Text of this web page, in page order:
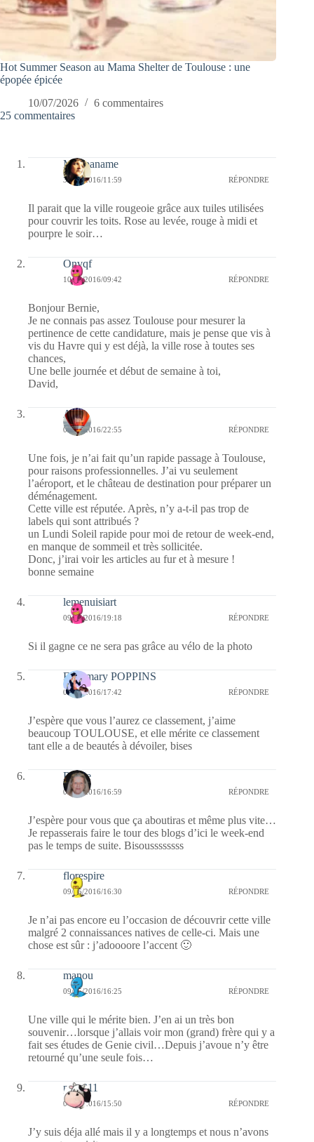
Hot Summer Season au Mama Shelter de Toulouse : une
épopée épicée
10/07/2026
6 commentaires
25 commentaires
Myopaname
30/05/2016/11:59 RÉPONDRE
Il parait que la ville rougeoie grâce aux tuiles utilisées
pour couvrir les toits. Rose au levée, rouge à midi et
pourpre le soir…
Onvqf
10/05/2016/09:42 RÉPONDRE
Bonjour Bernie,
Je ne connais pas assez Toulouse pour mesurer la
pertinence de cette candidature, mais je pense que vis à
vis du Havre qui y est déjà, la ville rose à toutes ses
chances,
Une belle journée et début de semaine à toi,
David,
Ava
09/05/2016/22:55 RÉPONDRE
Une fois, je n’ai fait qu’un rapide passage à Toulouse,
pour raisons professionnelles. J’ai vu seulement
l’aéroport, et le château de destination pour préparer un
déménagement.
Cette ville est réputée. Après, n’y a-t-il pas trop de
labels qui sont attribués ?
un Lundi Soleil rapide pour moi de retour de week-end,
en manque de sommeil et très sollicitée.
Donc, j’irai voir les articles au fur et à mesure !
bonne semaine
lemenuisiart
09/05/2016/19:18 RÉPONDRE
Si il gagne ce ne sera pas grâce au vélo de la photo
Fabymary POPPINS
09/05/2016/17:42 RÉPONDRE
J’espère que vous l’aurez ce classement, j’aime
beaucoup TOULOUSE, et elle mérite ce classement
tant elle a de beautés à dévoiler, bises
Renee
09/05/2016/16:59 RÉPONDRE
J’espère pour vous que ça aboutiras et même plus vite…
Je repasserais faire le tour des blogs d’ici le week-end
pas le temps de suite. Bisoussssssss
florespire
09/05/2016/16:30 RÉPONDRE
Je n’ai pas encore eu l’occasion de découvrir cette ville
malgré 2 connaissances natives de celle-ci. Mais une
chose est sûr : j’adoooore l’accent 🙂
manou
09/05/2016/16:25 RÉPONDRE
Une ville qui le mérite bien. J’en ai un très bon
souvenir…lorsque j’allais voir mon (grand) frère qui y a
fait ses études de Genie civil…Depuis j’avoue n’y être
retourné qu’une seule fois…
pat2811
09/05/2016/15:50 RÉPONDRE
J’y suis déja allé mais il y a longtemps et nous n’avons